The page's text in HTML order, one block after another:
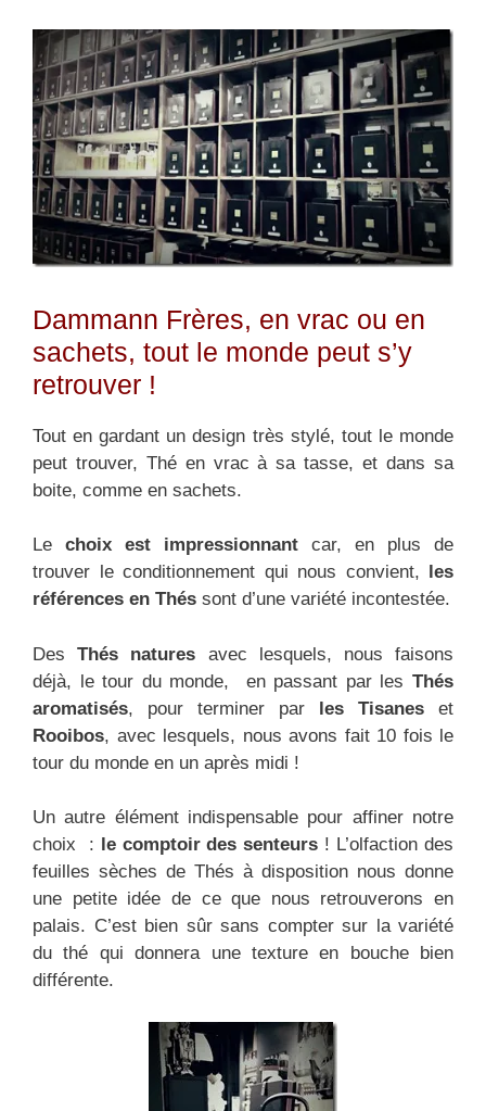
Dammann Frères, en vrac ou en
sachets, tout le monde peut s’y
retrouver !
Tout en gardant un design très stylé, tout le monde
peut trouver, Thé en vrac à sa tasse, et dans sa
boite, comme en sachets.
Le choix est impressionnant car, en plus de
trouver le conditionnement qui nous convient,
les
références en Thés sont d’une variété incontestée.
DesThés natures avec lesquels, nous faisons
déjà, le tour du monde, en passant par les Thés
aromatisés, pour terminer par les Tisanes et
Rooibos, avec lesquels, nous avons fait 10 fois le
tour du monde en un après midi !
Un autre élément indispensable pour affiner notre
choix :
le comptoir des senteurs ! L’olfaction des
feuilles sèches de Thés à disposition nous donne
une petite idée de ce que nous retrouverons en
palais. C’est bien sûr sans compter sur la variété
du thé qui donnera une texture en bouche bien
différente.